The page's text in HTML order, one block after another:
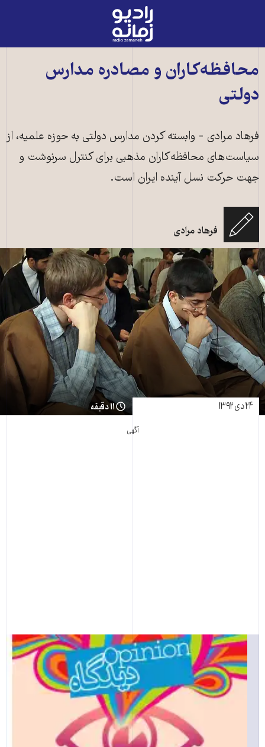
رادیو
زمانه
صفحه
محافظه‌کاران و مصادره مدارس
دولتی
فرهاد مرادی - وابسته کردن مدارس دولتی به حوزه علمیه، از
سیاست‌های محافظه‌کاران مذهبی برای کنترل سرنوشت و
جهت حرکت نسل آینده ایران است.
فرهاد مرادی
۲۴ دی ۱۳۹۲ ۱۱ دقیقه
آگهی